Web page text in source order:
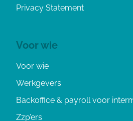
Privacy Statement
Voor wie
Voor wie
Werkgevers
Backoffice & payroll voor
Zzp’ers